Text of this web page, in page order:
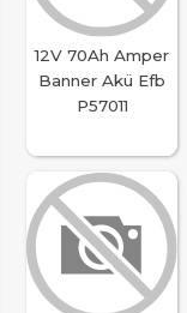
12V 70Ah Amper
Banner Akü Efb
P57011